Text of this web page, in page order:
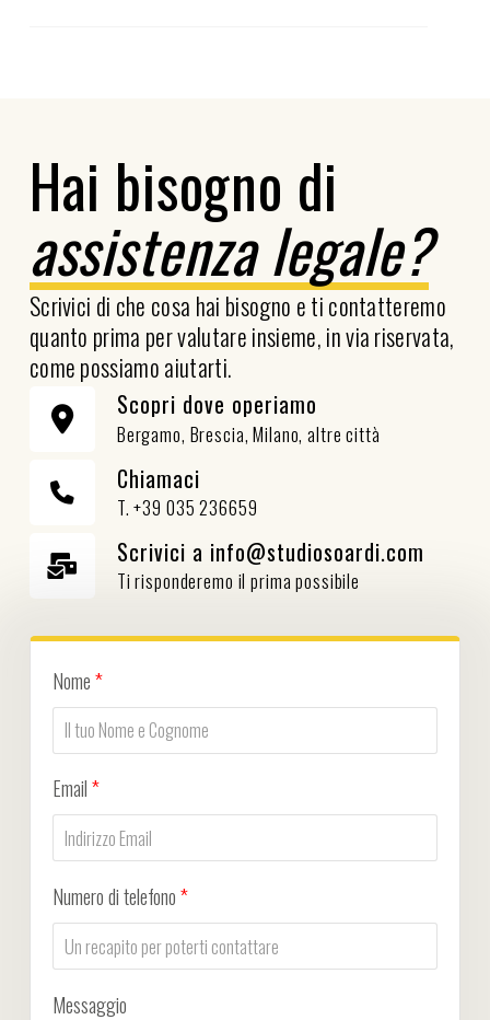
Hai bisogno di
assistenza legale?
Scrivici di che cosa hai bisogno e ti contatteremo
quanto prima per valutare insieme, in via riservata,
come possiamo aiutarti.
Scopri dove operiamo
Bergamo, Brescia, Milano, altre città
Chiamaci
T. +39 035 236659
Scrivici a info@studiosoardi.com
Ti risponderemo il prima possibile
Nome*
Email*
Numero di telefono*
Messaggio